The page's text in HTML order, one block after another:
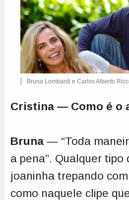
Bruna Lombardi e Carlos Alberto
Cristina — Como é o
Bruna— “Toda
a pena”. Qualquer tipo
joaninha trepando
como naquele clipe